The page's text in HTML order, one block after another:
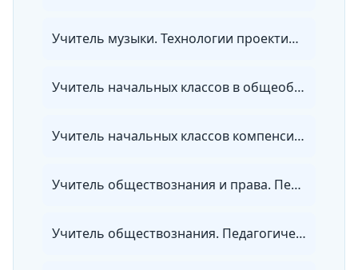
Учитель музыки. Технологии проектирования и реализации учебного процесса в начальной и основной школе с учетом требований ФГОС
Учитель начальных классов в общеобразовательных организациях и частной (репетиторской) практике
Учитель начальных классов компенсирующего и коррекционно-развивающего образования в условиях реализации ФГОС
Учитель обществознания и права. Педагогическая деятельность по проектированию и реализации образовательного процесса в соответствии с ФГОС
Учитель обществознания. Педагогическая деятельность по проектированию и реализации образовательного процесса в соответствии с ФГОС